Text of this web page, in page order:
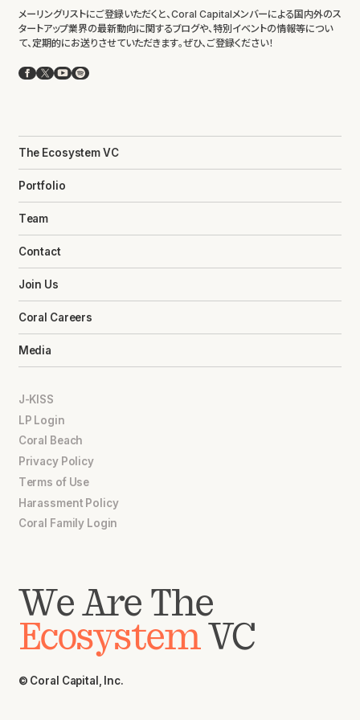
メーリングリストにご登録いただくと、Coral Capitalメンバーによる国内外のス
タートアップ業界の最新動向に関するブログや、特別イベントの情報等につい
て、定期的にお送りさせていただきます。ぜひ、ご登録ください！
Facebook
X YouTube
Spotify
The Ecosystem VC
Portfolio
Team
Contact
Join Us
Coral Careers
Media
J-KISS
LP Login
Coral Beach
Privacy Policy
Terms of Use
Harassment Policy
Coral Family Login
We Are The
EcosystemVC
© Coral Capital, Inc.